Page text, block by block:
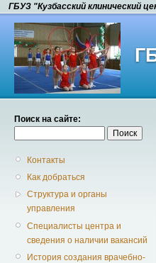
ГБУЗ "Кузбасский клинический
Поиск на сайте:
Контакты
Как добраться
Структура и органы
управления
Специалисты центра и
сведения о наличии вакансий
История создания врачебно-